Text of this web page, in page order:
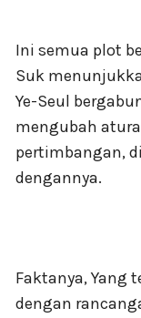
Ini semua plot
Suk
Ye-Seul
mengubah
pertimbangan,
dengannya.
Faktanya, Yang
dengan